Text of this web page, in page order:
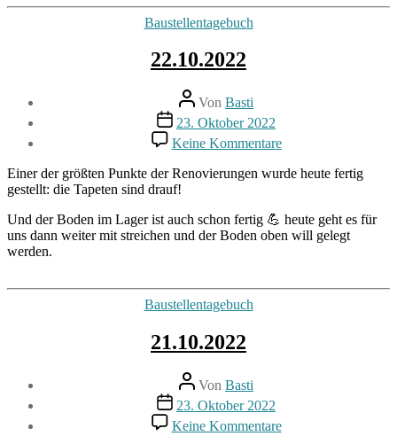
Kategorien
Baustellentagebuch
22.10.2022
Beitragsautor
Von Basti
Beitragsdatum
23. Oktober 2022
Keine Kommentarezu
22.10.2022
Einer der größten Punkte der Renovierungen wurde heute fertig
gestellt: die Tapeten sind drauf!
Und der Boden im Lager ist auch schon fertig 💪 heute geht es für
uns dann weiter mit streichen und der Boden oben will gelegt
werden.
Kategorien
Baustellentagebuch
21.10.2022
Beitragsautor
Von Basti
Beitragsdatum
23. Oktober 2022
Keine Kommentarezu
21.10.2022